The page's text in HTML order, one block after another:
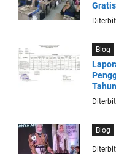
Blog
Blog